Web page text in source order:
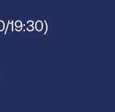
19:30)